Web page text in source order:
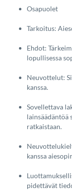
Osapuolet
Tarkoitus:
Ehdot:
lopullisessa
Neuvottelut:
kanssa.
Sovellettava
lainsäädäntöä
ratkaistaan.
kanssa
pidettävät